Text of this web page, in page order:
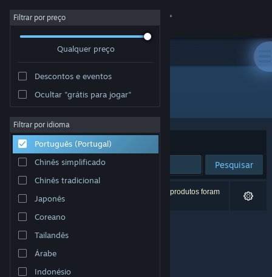
Iniciar sessão
Sobre
Apoio
Alterar idioma
Instala a app móvel do Steam
Ver versão para computadores
Filtrar por preço
Qualquer preço
Descontos e eventos
Ocultar "grátis para jogar"
Filtrar por idioma
Português (Portugal)
Chinês simplificado
Chinês tradicional
Japonês
Coreano
Tailandês
Árabe
Indonésio
Developer: DoubleBee
Ordenar por Relevância
Pesquisar
0 resultados correspondentes à tua pesquisa. 2 produtos foram
excluídos com base nas tuas preferências.